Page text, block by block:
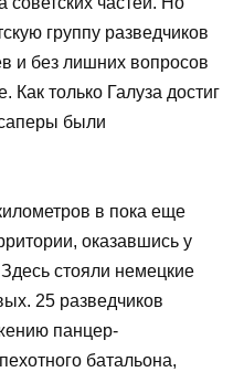
группу разведчиков
и без лишних вопросов
Как только Галуза достиг
были
в пока еще
оказавшись у
стояли немецкие
25 разведчиков
панцер-
батальона,